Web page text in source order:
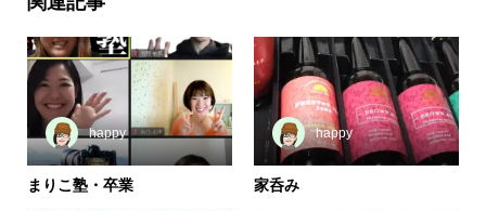
happy
まりこ塾・卒業
happy
家呑み